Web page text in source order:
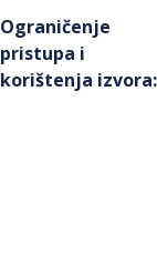
Ograničenje
pristupa i
korištenja izvora: